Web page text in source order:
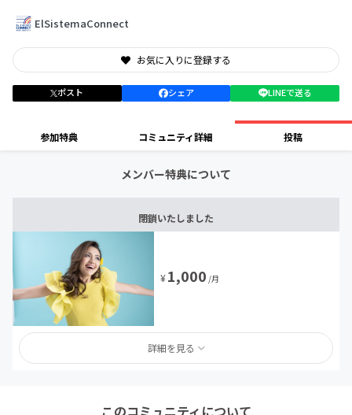
ElSistemaConnect
お気に入りに登録する
ポスト シェア LINEで送る
参加特典 コミュニティ詳細 投稿
メンバー特典について
閉鎖いたしました
¥1,000 /月
詳細を見る
このコミュニティについて